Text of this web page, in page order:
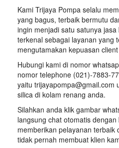
Kami Trijaya Pompa selalu
yang bagus, terbaik bermutu
ingin menjadi satu satunya
terkenal sebagai layanan yang
mengutamakan kepuasan
Hubungi kami di nomor
nomor telephone (021)-7883-
yaitu trijayapompa@gmail.com
silica di kolam renang anda.
Silahkan anda klik gambar
langsung chat otomatis dengan
memberikan pelayanan terbaik
tidak pernah membuat klien